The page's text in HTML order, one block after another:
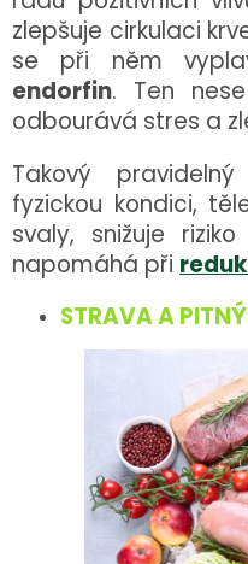
zlepšuje cirkulaci
se při něm
endorfin. Ten
odbourává stres a
Takový
fyzickou kondici,
svaly, snižuje
napomáhá při
STRAVA A